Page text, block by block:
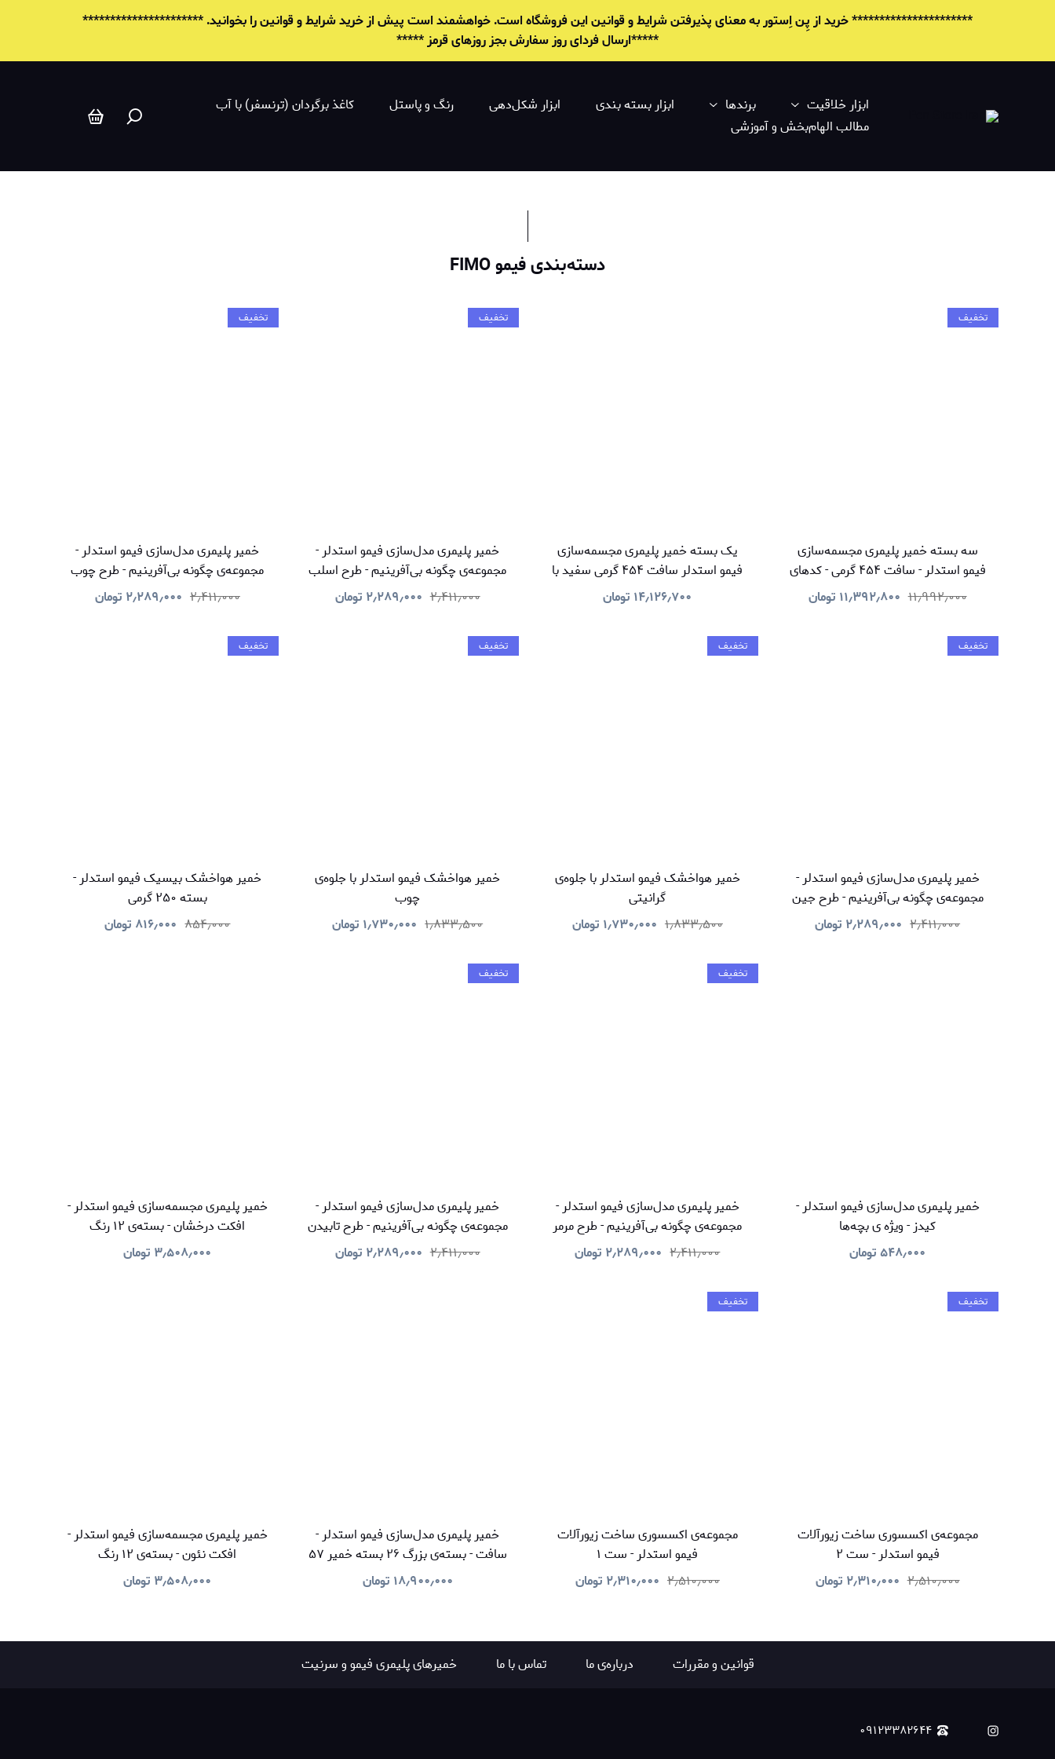
********************** خرید از پِن اِستور به معنای پذیرفتن شرایط و قوانين این فروشگاه است. خواهشمند است پیش از خرید شرایط و قوانين را بخوانید. **********************
*****ارسال فردای روز سفارش بجز روزهای قرمز *****
ابزار خلاقیت برندها ابزار بسته بندی ابزار شکل‌دهی رنگ و پاستل
کاغذ برگردان (ترنسفر) با آب
مطالب الهام‌بخش و آموزشی
دسته‌بندی فیمو FIMO
تخفیف
سه بسته خمیر پلیمری مجسمه‌سازی
فیمو استدلر - سافت ۴۵۴ گرمی - کدهای
۴۳ و ۷۵۱۱٫۹۹۲٫۰۰۰ ۱۱٫۳۹۲٫۸۰۰ تومان
یک بسته خمیر پلیمری مجسمه‌سازی
فیمو استدلر سافت ۴۵۴ گرمی سفید با
ست پاستلی و مایع فیمو بزرگ
۱۴٫۱۲۶٫۷۰۰ تومان
تخفیف
خمیر پلیمری مدل‌سازی فیمو استدلر -
مجموعه‌ی چگونه بی‌آفرینیم - طرح اسلب
۲٫۴۱۱٫۰۰۰ ۲٫۲۸۹٫۰۰۰ تومان
تخفیف
خمیر پلیمری مدل‌سازی فیمو استدلر -
مجموعه‌ی چگونه بی‌آفرینیم - طرح چوب
۲٫۴۱۱٫۰۰۰ ۲٫۲۸۹٫۰۰۰ تومان
تخفیف
خمیر پلیمری مدل‌سازی فیمو استدلر -
مجموعه‌ی چگونه بی‌آفرینیم - طرح جین
۲٫۴۱۱٫۰۰۰ ۲٫۲۸۹٫۰۰۰ تومان
تخفیف
خمیر هواخشک فیمو استدلر با جلوه‌ی
گرانیتی
۱٫۸۳۳٫۵۰۰ ۱٫۷۳۰٫۰۰۰ تومان
تخفیف
خمیر هواخشک فیمو استدلر با جلوه‌ی
چوب
۱٫۸۳۳٫۵۰۰ ۱٫۷۳۰٫۰۰۰ تومان
تخفیف
خمیر هواخشک بیسیک فیمو استدلر -
بسته ۲۵۰ گرمی
۸۵۴٫۰۰۰ ۸۱۶٫۰۰۰ تومان
خمیر پلیمری مدل‌سازی فیمو استدلر -
کیدز - ویژه ی بچه‌ها
۵۴۸٫۰۰۰تومان
تخفیف
خمیر پلیمری مدل‌سازی فیمو استدلر -
مجموعه‌ی چگونه بی‌آفرینیم - طرح مرمر
۲٫۴۱۱٫۰۰۰ ۲٫۲۸۹٫۰۰۰ تومان
تخفیف
خمیر پلیمری مدل‌سازی فیمو استدلر -
مجموعه‌ی چگونه بی‌آفرینیم - طرح تابیدن
و بافتن ۲٫۴۱۱٫۰۰۰ ۲٫۲۸۹٫۰۰۰ تومان
خمیر پلیمری مجسمه‌سازی فیمو استدلر -
افکت درخشان - بسته‌ی ۱۲ رنگ
۳٫۵۰۸٫۰۰۰ تومان
تخفیف
مجموعه‌ی اکسسوری ساخت زیورآلات
فیمو استدلر - ست ۲
۲٫۵۱۰٫۰۰۰ ۲٫۳۱۰٫۰۰۰ تومان
تخفیف
مجموعه‌ی اکسسوری ساخت زیورآلات
فیمو استدلر - ست ۱
۲٫۵۱۰٫۰۰۰ ۲٫۳۱۰٫۰۰۰ تومان
خمیر پلیمری مدل‌سازی فیمو استدلر -
سافت - بسته‌ی بزرگ ۲۶ بسته خمیر ۵۷
گرمی (۱۱ رنگ) به همراه ۱۰ ابزار شکل‌دهی
۱۸٫۹۰۰٫۰۰۰ تومان
خمیر پلیمری مجسمه‌سازی فیمو استدلر -
افکت نئون - بسته‌ی ۱۲ رنگ
۳٫۵۰۸٫۰۰۰ تومان
قوانين و مقررات درباره‌ی ما تماس با ما خمیرهای پلیمری فیمو و سرنیت
۰۹۱۲۳۳۸۲۶۴۴